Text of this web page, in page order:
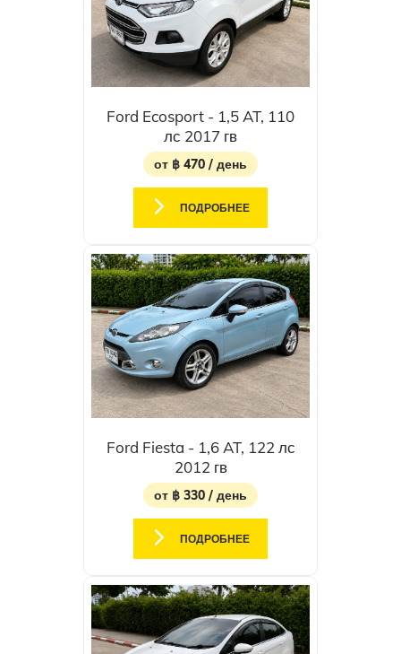
Ford Ecosport - 1,5 AT, 110
лс 2017 гв
от ฿ 470 / день
ПОДРОБНЕЕ
Ford Fiesta - 1,6 AT, 122 лс
2012 гв
от ฿ 330 / день
ПОДРОБНЕЕ